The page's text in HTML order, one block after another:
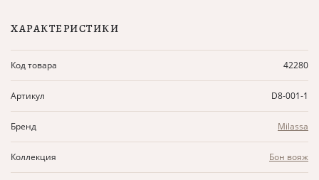
ХАРАКТЕРИСТИКИ
Код товара 42280
Артикул D8-001-1
Бренд Milassa
Коллекция Бон вояж